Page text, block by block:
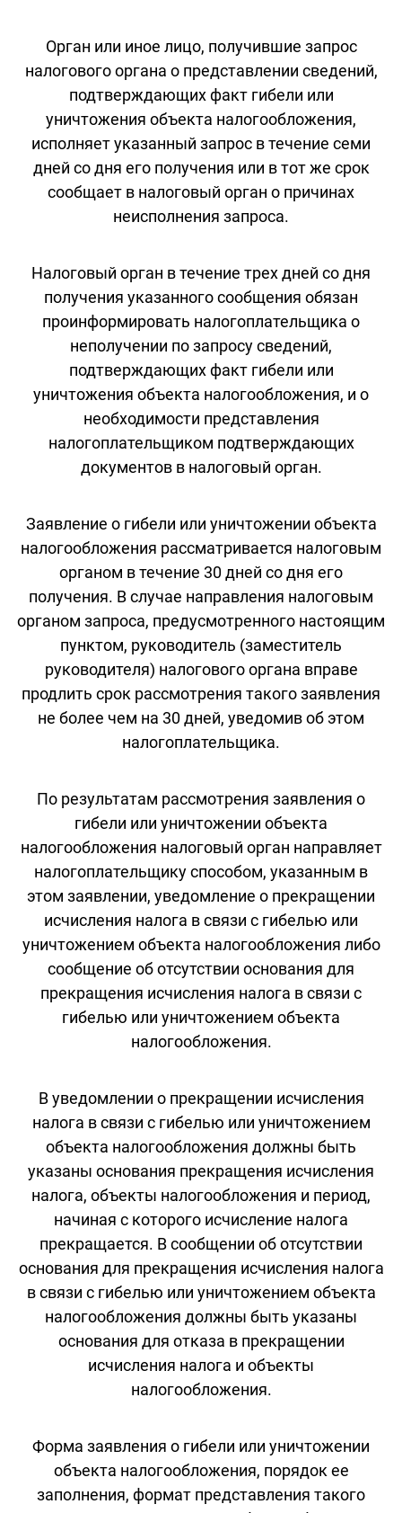
Орган или иное лицо, получившие запрос
налогового органа о представлении сведений,
подтверждающих факт гибели или
уничтожения объекта налогообложения,
исполняет указанный запрос в течение семи
дней со дня его получения или в тот же срок
сообщает в налоговый орган о причинах
неисполнения запроса.
Налоговый орган в течение трех дней со дня
получения указанного сообщения обязан
проинформировать налогоплательщика о
неполучении по запросу сведений,
подтверждающих факт гибели или
уничтожения объекта налогообложения, и о
необходимости представления
налогоплательщиком подтверждающих
документов в налоговый орган.
Заявление о гибели или уничтожении объекта
налогообложения рассматривается налоговым
органом в течение 30 дней со дня его
получения. В случае направления налоговым
органом запроса, предусмотренного настоящим
пунктом, руководитель (заместитель
руководителя) налогового органа вправе
продлить срок рассмотрения такого заявления
не более чем на 30 дней, уведомив об этом
налогоплательщика.
По результатам рассмотрения заявления о
гибели или уничтожении объекта
налогообложения налоговый орган направляет
налогоплательщику способом, указанным в
этом заявлении, уведомление о прекращении
исчисления налога в связи с гибелью или
уничтожением объекта налогообложения либо
сообщение об отсутствии основания для
прекращения исчисления налога в связи с
гибелью или уничтожением объекта
налогообложения.
В уведомлении о прекращении исчисления
налога в связи с гибелью или уничтожением
объекта налогообложения должны быть
указаны основания прекращения исчисления
налога, объекты налогообложения и период,
начиная с которого исчисление налога
прекращается. В сообщении об отсутствии
основания для прекращения исчисления налога
в связи с гибелью или уничтожением объекта
налогообложения должны быть указаны
основания для отказа в прекращении
исчисления налога и объекты
налогообложения.
Форма заявления о гибели или уничтожении
объекта налогообложения, порядок ее
заполнения, формат представления такого